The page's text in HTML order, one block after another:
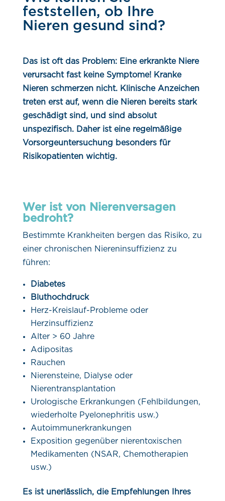
feststellen, ob Ihre
Nieren gesund sind?
Das ist oft das Problem: Eine erkrankte Niere
verursacht fast keine Symptome! Kranke
Nieren schmerzen nicht. Klinische Anzeichen
treten erst auf, wenn die Nieren bereits stark
geschädigt sind, und sind absolut
unspezifisch. Daher ist eine regelmäßige
Vorsorgeuntersuchung besonders für
Risikopatienten wichtig.
Wer ist von Nierenversagen
bedroht?
Bestimmte Krankheiten bergen das Risiko, zu
einer chronischen Niereninsuffizienz zu
führen:
Diabetes
Bluthochdruck
Herz-Kreislauf-Probleme oder
Herzinsuffizienz
Alter > 60 Jahre
Adipositas
Rauchen
Nierensteine, Dialyse oder
Nierentransplantation
Urologische Erkrankungen (Fehlbildungen,
wiederholte Pyelonephritis usw.)
Autoimmunerkrankungen
Exposition gegenüber nierentoxischen
Medikamenten (NSAR, Chemotherapien
usw.)
Es ist unerlässlich, die Empfehlungen Ihres